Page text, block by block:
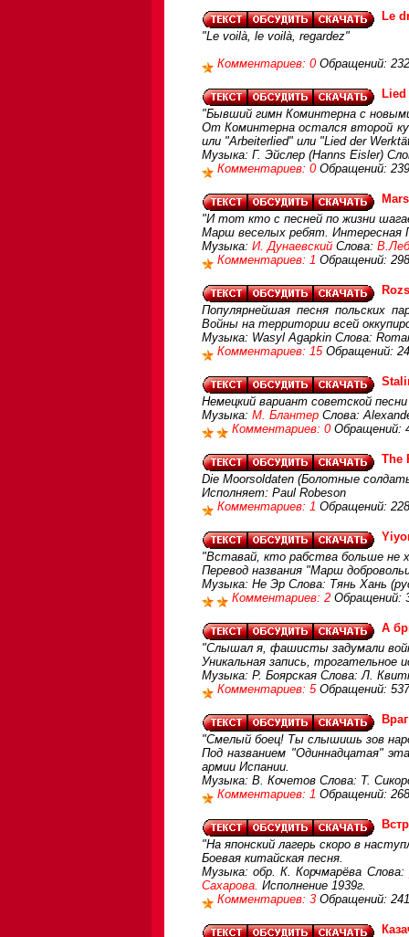
Le
"Le voilà, le voilà, regardez"
Комментариев: 0 Обращений:
"Бывший гимн Коминтерна с
От Коминтерна остался второй
или "Arbeiterlied" или "Lied der
Музыка: Г. Эйслер (Hanns Eisler)
Комментариев: 0 Обращений:
"И тот кто с песней по жизни
Марш веселых ребят. Интересная
Музыка: И. Дунаевский Слова:
Комментариев: 1 Обращений:
Популярнейшая песня польских
Войны на территории всей
Музыка: Wasyl Agapkin Слова:
Комментариев: 15 Обращений:
Немецкий вариант советской
Музыка: М. Блантер Слова:
Комментариев: 0 Обращений:
The
Die Moorsoldaten (Болотные
Исполняет: Paul Robeson
Комментариев: 1 Обращений:
"Вставай, кто рабства больше не
Перевод названия "Марш
Музыка: Не Эр Слова: Тянь Хань
Комментариев: 2 Обращений:
А
"Слышал я, фашисты задумали
Уникальная запись,
Музыка: Р. Боярская Слова: Л.
Комментариев: 5 Обращений:
"Смелый боец! Ты слышишь зов
Под названием "Одиннадцатая"
армии Испании.
Музыка: В. Кочетов Слова: Т.
Комментариев: 1 Обращений:
"На японский лагерь скоро в
Боевая китайская песня.
Музыка: обр. К. Корчмарёва Слова:
Сахарова. Исполнение 1939г.
Комментариев: 3 Обращений: